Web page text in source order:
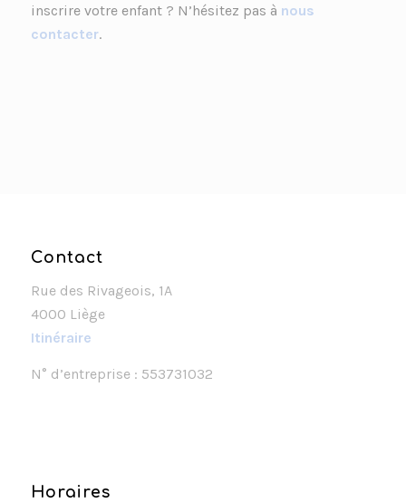
inscrire votre enfant ? N’hésitez pas à nous
contacter.
Contact
Rue des Rivageois, 1A
4000 Liège
Itinéraire
N° d’entreprise : 553731032
Horaires